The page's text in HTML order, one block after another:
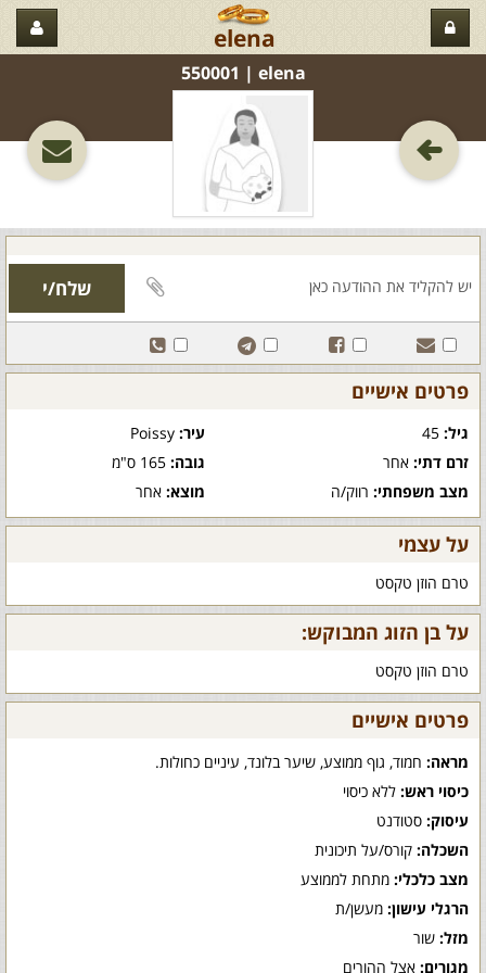
elena
elena‏ | 550001
פרטים אישיים
גיל: עיר:Poissy
זרם דתי: אחר גובה:165 ס"מ
מצב משפחתי: רווק/ה מוצא:אחר
על עצמי
טרם הוזן טקסט
על בן הזוג המבוקש:
טרם הוזן טקסט
פרטים אישיים
מראה: חמוד, גוף ממוצע, שיער בלונד, עיניים כחולות.
כיסוי ראש: ללא כיסוי
עיסוק: סטודנט
השכלה: קורס/על תיכונית
מצב כלכלי: מתחת לממוצע
הרגלי עישון: מעשן/ת
מזל: שור
מגורים: אצל ההורים